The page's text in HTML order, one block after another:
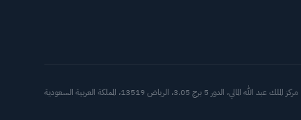
مركز الملك عبد الله المالي، الدور 5 برج 3.05، الرياض 13519، المملكة العربية السعودية